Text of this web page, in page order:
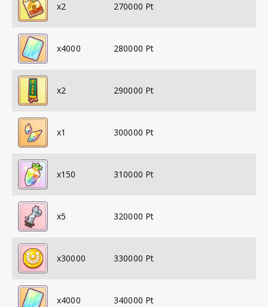
x2 270000 Pt
x4000 280000 Pt
x2 290000 Pt
x1 300000 Pt
x150 310000 Pt
x5 320000 Pt
x30000 330000 Pt
x4000 340000 Pt